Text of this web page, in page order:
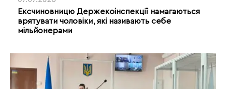
Ексчиновницю Держекоінспекції намагаються
врятувати чоловіки, які називають себе
мільйонерами